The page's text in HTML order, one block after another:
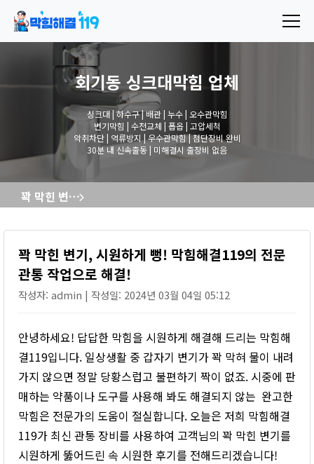
회기동 싱크대막힘 업체
싱크대 | 하수구 | 배관 | 누수 | 오수관막힘
변기막힘 | 수전교체 | 폽옵 | 고압세척
악취차단 | 역류방지 | 우수관막힘 | 첨단장비 완비
30분 내 신속출동 | 미해결시 출장비 없음
꽉 막힌 변기, 시원하게 뻥! 막힘해결119의 전문 관통 작업으로 해결!
꽉 막힌 변기, 시원하게 뻥! 막힘해결119의 전문
관통 작업으로 해결!
작성자: admin | 작성일: 2024년 03월 04일 05:12
안녕하세요! 답답한 막힘을 시원하게 해결해 드리는 막힘해
결119입니다. 일상생활 중 갑자기 변기가 꽉 막혀 물이 내려
가지 않으면 정말 당황스럽고 불편하기 짝이 없죠. 시중에 판
매하는 약품이나 도구를 사용해 봐도 해결되지 않는 완고한
막힘은 전문가의 도움이 절실합니다. 오늘은 저희 막힘해결
119가 최신 관통 장비를 사용하여 고객님의 꽉 막힌 변기를
시원하게 뚫어드린 속 시원한 후기를 전해드리겠습니다!